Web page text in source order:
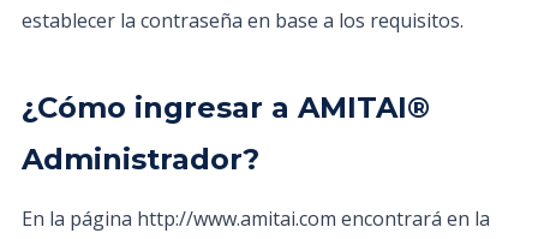
establecer la contraseña en base a los requisitos.
¿Cómo ingresar a AMITAI®
Administrador?
En la página http://www.amitai.com encontrará en la